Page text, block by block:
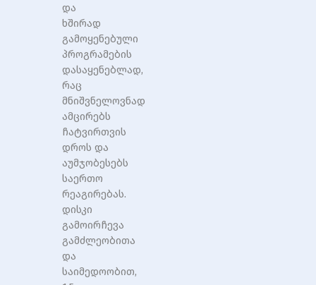
და
ხშირად
გამოყენებული
პროგრამების
დასაყენებლად,
რაც
მნიშვნელოვნად
ამცირებს
ჩატვირთვის
დროს და
აუმჯობესებს
საერთო
რეაგირებას.
დისკი
გამოირჩევა
გამძლეობითა
და
საიმედოობით,